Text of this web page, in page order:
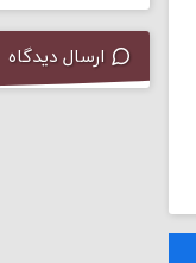
ارسال دیدگاه